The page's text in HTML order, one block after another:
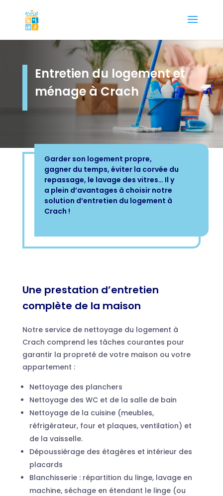
Entretien du logement et
ménage à Crach
Garder son logement propre,
gagner du temps, éviter la corvée du
repassage, le lavage des vitres… Il y
a plein d’avantages à choisir notre
solution d’entretien du logement à
Crach !
Une prestation d’entretien
complète de la maison
Notre service de nettoyage du logement à
Crach comprend les tâches courantes pour
garantir la propreté de votre maison ou votre
appartement :
Nettoyage des planchers
Nettoyage des WC et de la salle de bain
Nettoyage de la cuisine (meubles,
réfrigérateur, four et plaques, ventilation) et
de la vaisselle.
Dépoussiérage des étagères et intérieur des
placards
Blanchisserie : répartition du linge, lavage en
machine, séchage en étendant le linge (ou